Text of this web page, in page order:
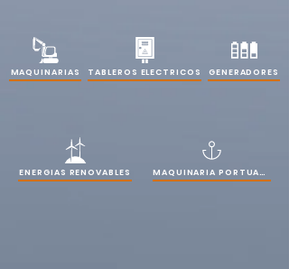
MAQUINARIAS TABLEROS ELECTRICOS GENERADORES
ENERGIAS RENOVABLES MAQUINARIA PORTUARIA